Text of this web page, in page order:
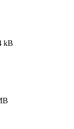
kB